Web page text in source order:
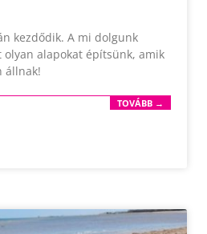
kezdődik. A mi dolgunk
alapokat építsünk, amik
állnak!
TOVÁBB →